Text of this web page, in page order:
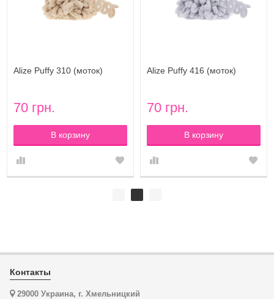
Alize Puffy 310 (моток)
70 грн.
В корзину
Alize Puffy 416 (моток)
70 грн.
В корзину
Контакты
29000 Украина, г. Хмельницкий